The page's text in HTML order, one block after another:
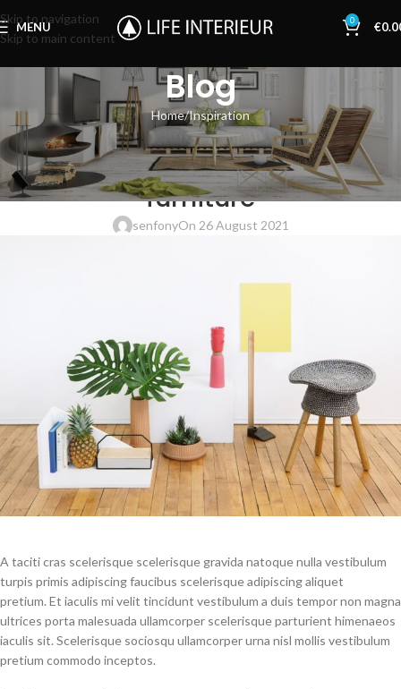
Skip to navigation
Skip to main content
MENU 0 €
Blog
Home Inspiration
INSPIRATION
Minimalist Japanese-inspired
furniture
senfonyOn 26 August 2021
A taciti cras scelerisque scelerisque gravida natoque nulla vestibulum
turpis primis adipiscing faucibus scelerisque adipiscing aliquet
pretium. Et iaculis mi velit tincidunt vestibulum a duis tempor non magna
ultrices porta malesuada ullamcorper scelerisque parturient himenaeos
iaculis sit. Scelerisque sociosqu ullamcorper urna nisl mollis vestibulum
pretium commodo inceptos.